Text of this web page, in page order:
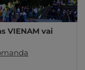
VIENAM vai